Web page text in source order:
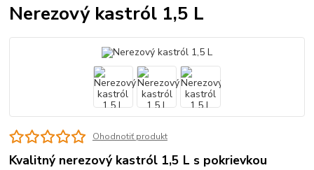
Nerezový kastról 1,5 L
Ohodnotiť produkt
Kvalitný nerezový kastról 1,5 L s pokrievkou